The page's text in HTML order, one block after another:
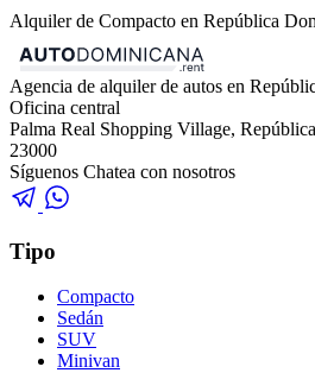
Alquiler de Compacto en República
Agencia de alquiler de autos en
Oficina central
Palma Real Shopping Village,
23000
Síguenos Chatea con nosotros
Tipo
Compacto
Sedán
SUV
Minivan